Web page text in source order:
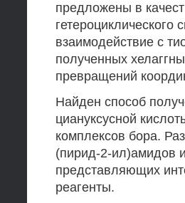
предложены в
гетероциклического
взаимодействие с
полученных
превращений
Найден способ
циануксусной
комплексов бора.
(пирид-2-ил)амидов
представляющих
реагенты.